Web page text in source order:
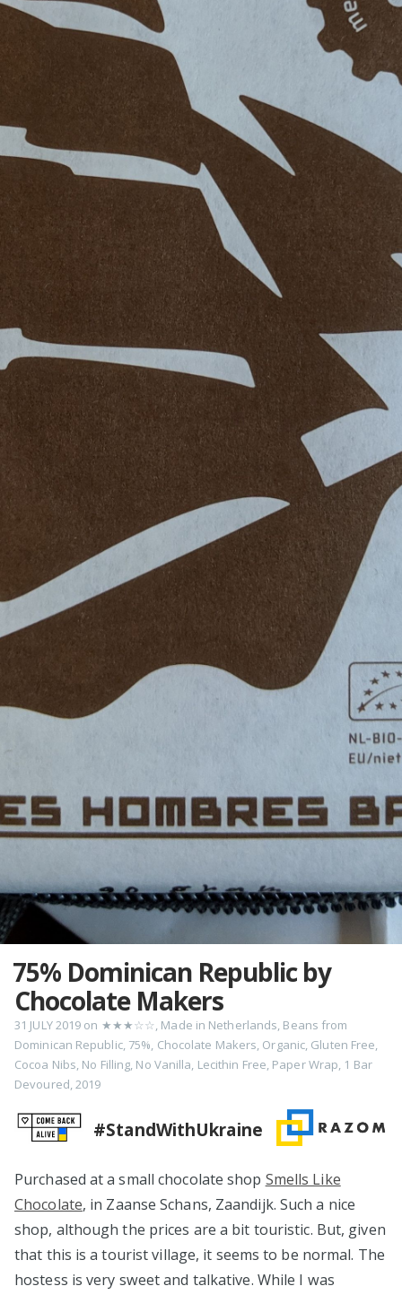
75% Dominican Republic by
Chocolate Makers
31 JULY 2019 on ★★★☆☆, Made in Netherlands, Beans from
Dominican Republic, 75%, Chocolate Makers, Organic, Gluten Free,
Cocoa Nibs, No Filling, No Vanilla, Lecithin Free, Paper Wrap, 1 Bar
Devoured,2019
#StandWithUkraine
Purchased at a small chocolate shop Smells Like
Chocolate, in Zaanse Schans, Zaandijk. Such a nice
shop, although the prices are a bit touristic. But, given
that this is a tourist village, it seems to be normal. The
hostess is very sweet and talkative. While I was